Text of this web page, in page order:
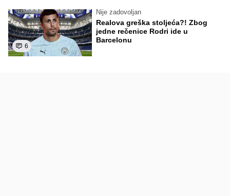
6
Nije zadovoljan
Realova greška stoljeća?! Zbog
jedne rečenice Rodri ide u
Barcelonu